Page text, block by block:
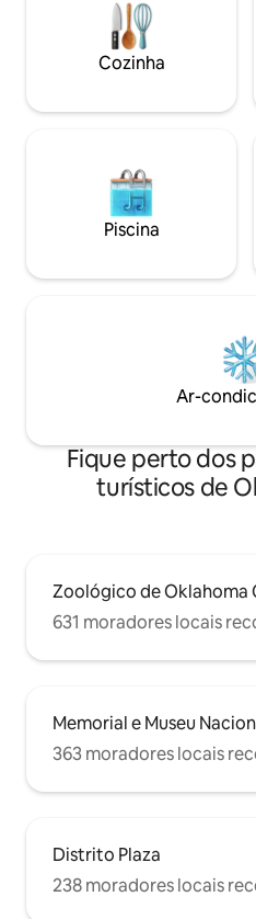
oferecendo maior segurança.
Ocupamos a casa principal e o
Temos um Dogue Alemão
(Winston) que é bem-educado
acesso à casa é feito por uma
Cozinha
Piscina
Ar-
Fique perto dos
turísticos de
Zoológico de Oklahoma
631 moradores locais
Memorial e Museu
363 moradores locais
Distrito Plaza
238 moradores locais